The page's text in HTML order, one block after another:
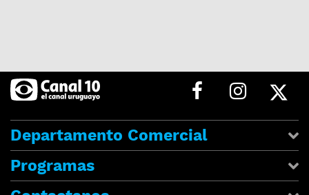
Departamento Comercial
Programas